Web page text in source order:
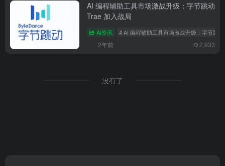
AI 编程辅助工具市场激战升级：字节跳动
Trae 加入战局
AI资讯 # AI 编程辅助工具市场激战升级：字节跳
2年前 2,933
没有了